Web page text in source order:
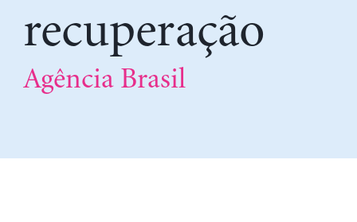
recuperação
Agência Brasil